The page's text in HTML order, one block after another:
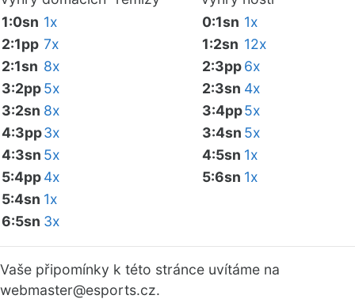
1:0sn 1x
2:1pp 7x
2:1sn 8x
3:2pp5x
3:2sn 8x
4:3pp3x
4:3sn 5x
5:4pp4x
5:4sn 1x
6:5sn 3x
0:1sn 1x
1:2sn 12x
2:3pp6x
2:3sn 4x
3:4pp5x
3:4sn 5x
4:5sn 1x
5:6sn 1x
Vaše připomínky k této stránce uvítáme na
webmaster@esports.cz.